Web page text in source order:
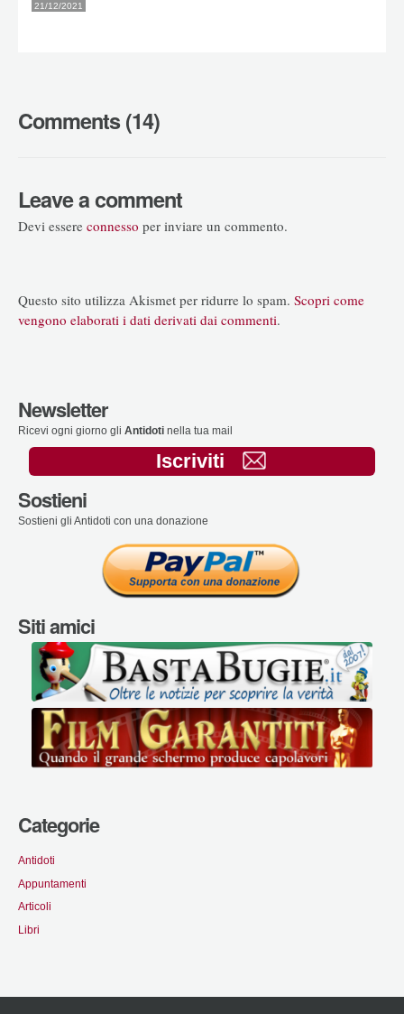
21/12/2021
Comments (14)
Leave a comment
Devi essere connesso per inviare un commento.
Questo sito utilizza Akismet per ridurre lo spam. Scopri come
vengono elaborati i dati derivati dai commenti.
Newsletter
Ricevi ogni giorno gli Antidoti nella tua mail
Iscriviti
Sostieni
Sostieni gli Antidoti con una donazione
Siti amici
Categorie
Antidoti
Appuntamenti
Articoli
Libri